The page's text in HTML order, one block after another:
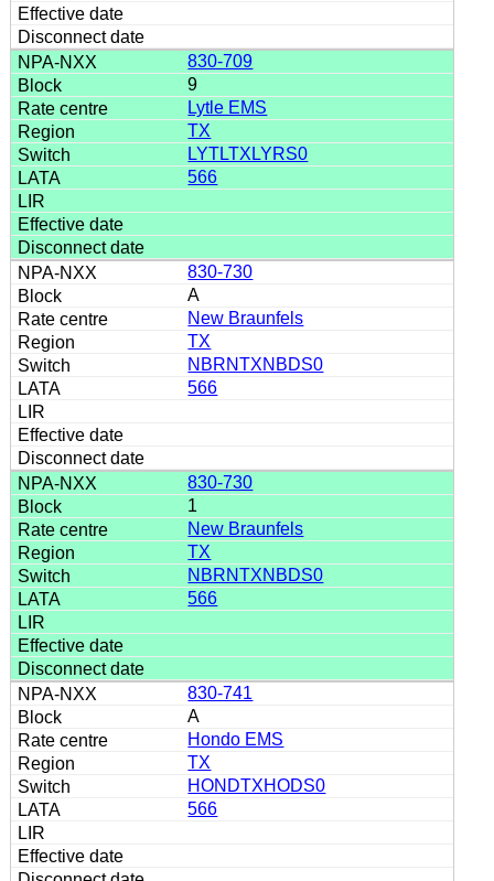
830-709
9
Lytle EMS
TX
LYTLTXLYRS0
566
830-730
A
New Braunfels
TX
NBRNTXNBDS0
566
830-730
1
New Braunfels
TX
NBRNTXNBDS0
566
830-741
A
Hondo EMS
TX
HONDTXHODS0
566